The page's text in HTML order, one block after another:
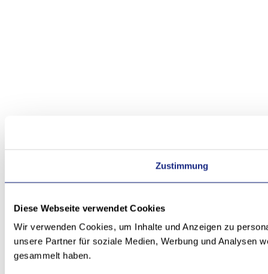
Zustimmung
Diese Webseite verwendet Cookies
Wir verwenden Cookies, um Inhalte und Anzeigen zu
unsere Partner für soziale Medien, Werbung und Analysen
gesammelt haben.